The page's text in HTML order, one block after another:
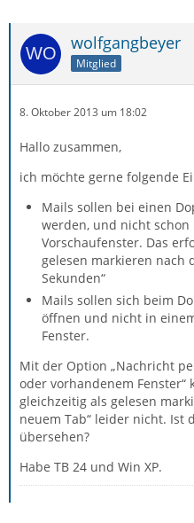
wolfgangbeyer
Mitglied
8. Oktober 2013 um 18:02
Hallo zusammen,
ich möchte gerne folgende
Mails sollen bei einen
werden, und nicht
Vorschaufenster. Das
gelesen markieren nach
Sekunden“
Mails sollen sich beim
öffnen und nicht in
Fenster.
Mit der Option „Nachricht
oder vorhandenem Fenster“
gleichzeitig als gelesen
neuem Tab“ leider nicht. Ist
übersehen?
Habe TB 24 und Win XP.